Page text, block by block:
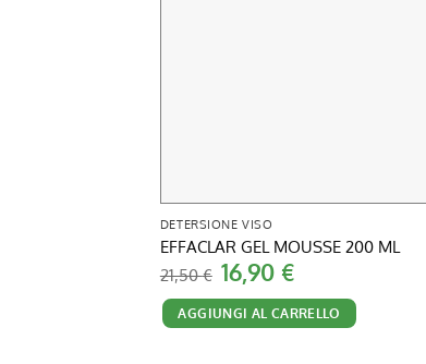
DETERSIONE VISO
EFFACLAR GEL MOUSSE 200 ML
21,50€ Il
prezzo
originale
era:
21,50 €.
16,90€Il
prezzo
attuale
è:
16,90 €.
AGGIUNGI AL CARRELLO